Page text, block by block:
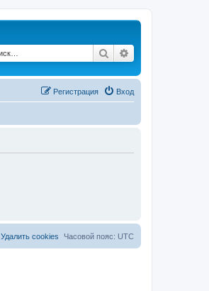
Поиск
Вход
Регистрация
Часовой пояс: UTC
Удалить cookies